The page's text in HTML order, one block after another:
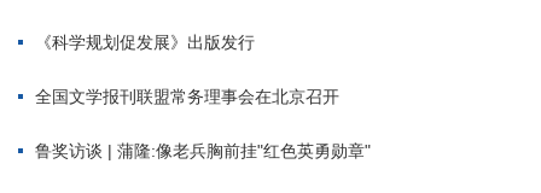
《科学规划促发展》出版发行
全国文学报刊联盟常务理事会在北京召开
鲁奖访谈 | 蒲隆:像老兵胸前挂"红色英勇勋章"